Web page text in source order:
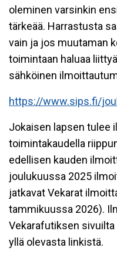
oleminen varsinkin
tärkeää. Harrastusta
vain ja jos muutaman
toimintaan haluaa
sähköinen
https://www.sips.fi/
Jokaisen lapsen tulee
toimintakaudella
edellisen kauden
joulukuussa 2025
jatkavat Vekarat
tammikuussa 2026).
Vekarafutiksen
yllä olevasta linkistä.